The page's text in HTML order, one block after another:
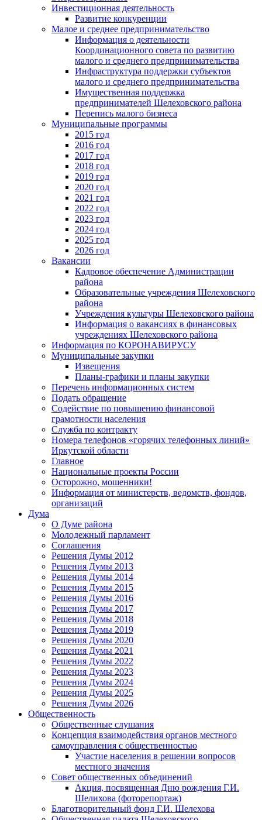
Инвестиционная деятельность
Развитие конкуренции
Малое и среднее предпринимательство
Информация о деятельности
Координационного совета по развитию
малого и среднего предпринимательства
Инфраструктура поддержки субъектов
малого и среднего предпринимательства
Имущественная поддержка
предпринимателей Шелеховского района
Перепись малого бизнеса
Муниципальные программы
2015 год
2016 год
2017 год
2018 год
2019 год
2020 год
2021 год
2022 год
2023 год
2024 год
2025 год
2026 год
Вакансии
Кадровое обеспечение Администрации
района
Образовательные учреждения Шелеховского
района
Учреждения культуры Шелеховского района
Информация о вакансиях в финансовых
учреждениях Шелеховского района
Информация по КОРОНАВИРУСУ
Муниципальные закупки
Извещения
Планы-графики и планы закупки
Перечень информационных систем
Подать обращение
Содействие по повышению финансовой
грамотности населения
Служба по контракту
Номера телефонов «горячих телефонных линий»
Иркутской области
Главное
Национальные проекты России
Осторожно, мошенники!
Информация от министерств, ведомств, фондов,
организаций
Дума
О Думе района
Молодежный парламент
Соглашения
Решения Думы 2012
Решения Думы 2013
Решения Думы 2014
Решения Думы 2015
Решения Думы 2016
Решения Думы 2017
Решения Думы 2018
Решения Думы 2019
Решения Думы 2020
Решения Думы 2021
Решения Думы 2022
Решения Думы 2023
Решения Думы 2024
Решения Думы 2025
Решения Думы 2026
Общественность
Общественные слушания
Концепция взаимодействия органов местного
самоуправления с общественностью
Участие населения в решении вопросов
местного значения
Совет общественных объединений
Акция, посвященная Дню рождения Г.И.
Шелихова (фоторепортаж)
Благотворительный фонд Г.И. Шелехова